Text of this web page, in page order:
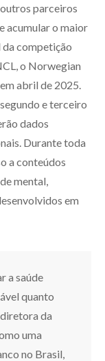
parceiros
acumular o maior
da competição
o Norwegian
abril de 2025.
e terceiro
dados
Durante toda
a conteúdos
mental,
em
a saúde
quanto
da
uma
no Brasil,